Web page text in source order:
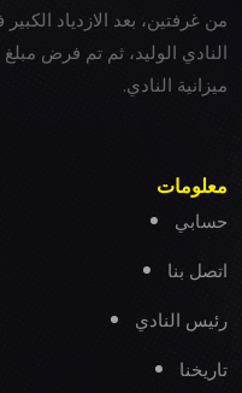
من غرفتين، بعد الازدياد
النادي الوليد، ثم تم فرض
ميزانية النادي.
معلومات
حسابي
اتصل بنا
رئيس النادي
تاريخنا